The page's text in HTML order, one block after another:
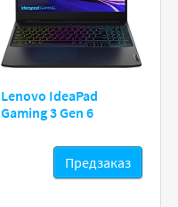
Lenovo IdeaPad
Gaming 3 Gen 6
Предзаказ